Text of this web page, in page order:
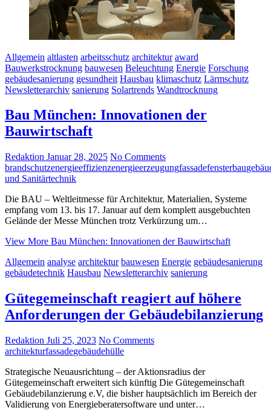
Allgemein altlasten arbeitsschutz architektur award
Bauwerkstrocknung bauwesen Beleuchtung Energie Forschung
gebäudesanierung gesundheit Hausbau klimaschutz Lärmschutz
Newsletterarchiv sanierung Solartrends Wandtrocknung
Bau München: Innovationen der
Bauwirtschaft
Redaktion Januar 28, 2025 No Comments
brandschutzenergieeffizienzenergieerzeugungfassadefensterbau
und Sanitärtechnik
Die BAU – Weltleitmesse für Architektur, Materialien, Systeme
empfang vom 13. bis 17. Januar auf dem komplett ausgebuchten
Gelände der Messe München trotz Verkürzung um…
View More Bau München: Innovationen der Bauwirtschaft
Allgemein analyse architektur bauwesen Energie gebäudesanierung
gebäudetechnik Hausbau Newsletterarchiv sanierung
Gütegemeinschaft reagiert auf höhere
Anforderungen der Gebäudebilanzierung
Redaktion Juli 25, 2023 No Comments
architekturfassadegebäudehülle
Strategische Neuausrichtung – der Aktionsradius der
Gütegemeinschaft erweitert sich künftig Die Gütegemeinschaft
Gebäudebilanzierung e.V, die bisher hauptsächlich im Bereich der
Validierung von Energieberatersoftware und unter…